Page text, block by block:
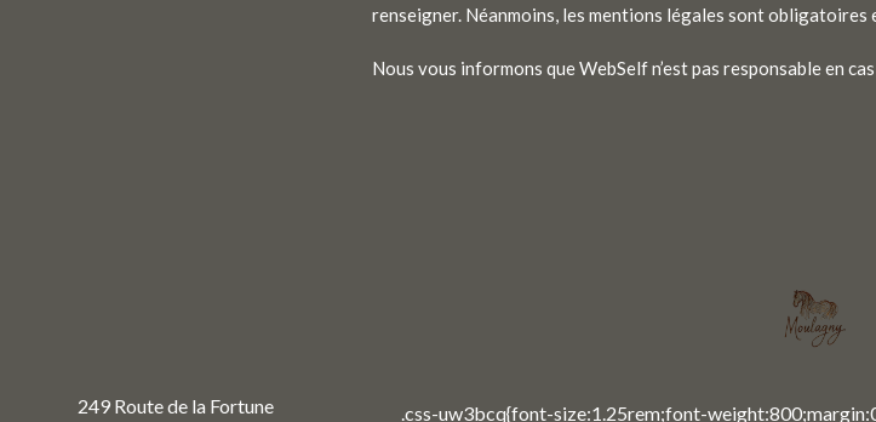
renseigner. Néanmoins, les mentions légales sont obligatoires
Nous vous informons que WebSelf n’est pas responsable en
249 Route de la Fortune